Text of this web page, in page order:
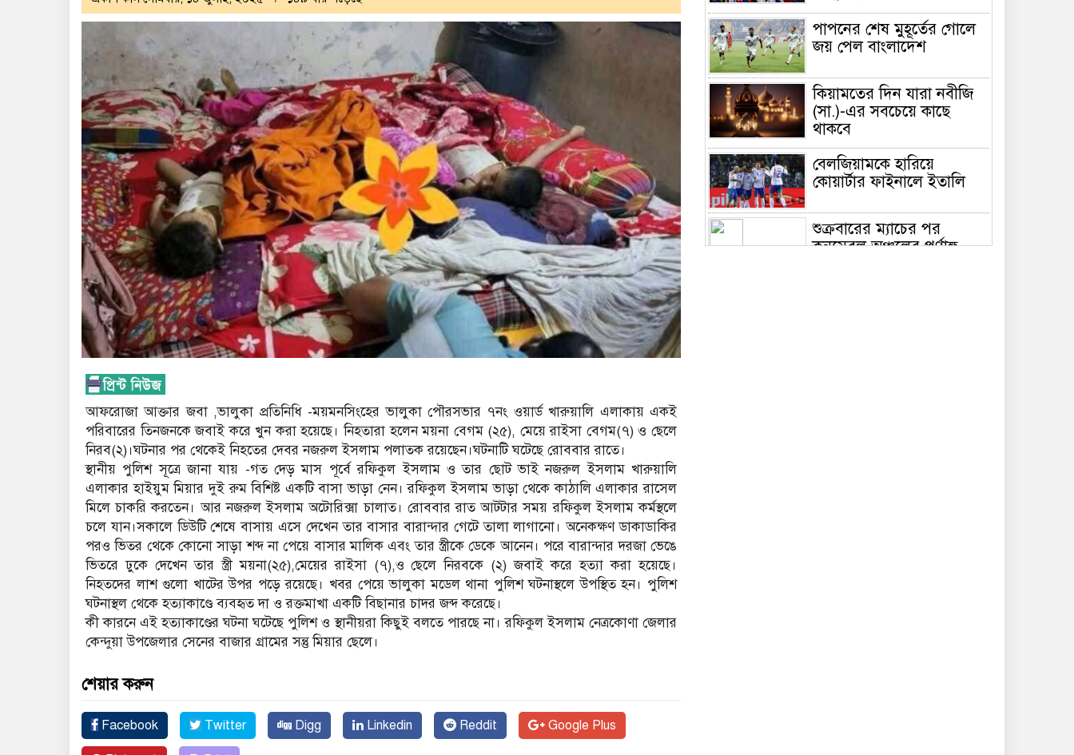
আফরোজা আক্তার জবা ,ভালুকা প্রতিনিধি -ময়মনসিংহের ভালুকা পৌরসভার ৭নং ওয়ার্ড খারুয়ালি এলাকায় একই
পরিবারের তিনজনকে জবাই করে খুন করা হয়েছে। নিহতারা হলেন ময়না বেগম (২৫), মেয়ে রাইসা বেগম(৭) ও ছেলে
নিরব(২)।ঘটনার পর থেকেই নিহতের দেবর নজরুল ইসলাম পলাতক রয়েছেন।ঘটনাটি ঘটেছে রোববার রাতে।
স্থানীয় পুলিশ সূত্রে জানা যায় -গত দেড় মাস পূর্বে রফিকুল ইসলাম ও তার ছোট ভাই নজরুল ইসলাম খারুয়ালি
এলাকার হাইয়ুম মিয়ার দুই রুম বিশিষ্ট একটি বাসা ভাড়া নেন। রফিকুল ইসলাম ভাড়া থেকে কাঠালি এলাকার রাসেল
মিলে চাকরি করতেন। আর নজরুল ইসলাম অটোরিক্সা চালাত। রোববার রাত আটটার সময় রফিকুল ইসলাম কর্মস্থলে
চলে যান।সকালে ডিউটি শেষে বাসায় এসে দেখেন তার বাসার বারান্দার গেটে তালা লাগানো। অনেকক্ষণ ডাকাডাকির
পরও ভিতর থেকে কোনো সাড়া শব্দ না পেয়ে বাসার মালিক এবং তার স্ত্রীকে ডেকে আনেন। পরে বারান্দার দরজা ভেঙে
ভিতরে ঢুকে দেখেন তার স্ত্রী ময়না(২৫),মেয়ের রাইসা (৭),ও ছেলে নিরবকে (২) জবাই করে হত্যা করা হয়েছে।
নিহতদের লাশ গুলো খাটের উপর পড়ে রয়েছে। খবর পেয়ে ভালুকা মডেল থানা পুলিশ ঘটনাস্থলে উপস্থিত হন। পুলিশ
ঘটনাস্থল থেকে হত্যাকাণ্ডে ব্যবহৃত দা ও রক্তমাখা একটি বিছানার চাদর জব্দ করেছে।
কী কারনে এই হত্যাকাণ্ডের ঘটনা ঘটেছে পুলিশ ও স্থানীয়রা কিছুই বলতে পারছে না। রফিকুল ইসলাম নেত্রকোণা জেলার
কেন্দুয়া উপজেলার সেনের বাজার গ্রামের সন্তু মিয়ার ছেলে।
শেয়ার করুন
Facebook Twitter Digg Linkedin Reddit Google Plus
পাপনের শেষ মুহূর্তের গোলে
জয় পেল বাংলাদেশ
কিয়ামতের দিন যারা নবীজি
(সা.)-এর সবচেয়ে কাছে
থাকবে
বেলজিয়ামকে হারিয়ে
কোয়ার্টার ফাইনালে ইতালি
শুক্রবারের ম্যাচের পর
কনমেবল অঞ্চলের পূর্ণাঙ্গ